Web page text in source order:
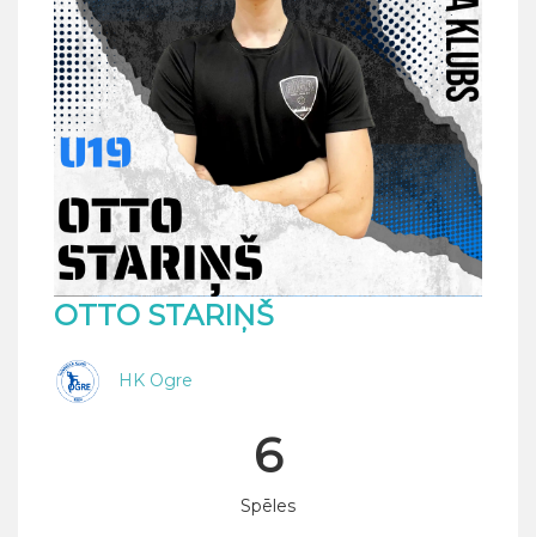
OTTO STARIŅŠ
HK Ogre
6
Spēles